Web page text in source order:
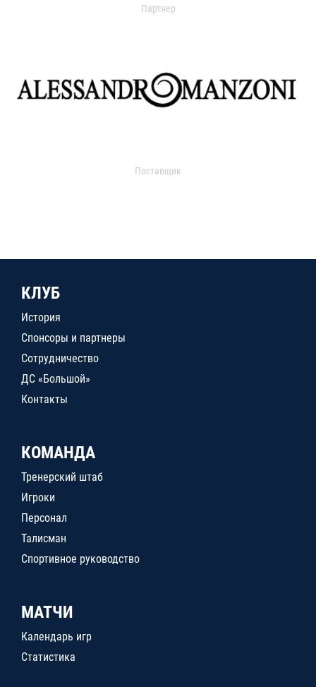
Партнер
Поставщик
КЛУБ
История
Спонсоры и партнеры
Сотрудничество
ДС «Большой»
Контакты
КОМАНДА
Тренерский штаб
Игроки
Персонал
Талисман
Спортивное руководство
МАТЧИ
Календарь игр
Статистика